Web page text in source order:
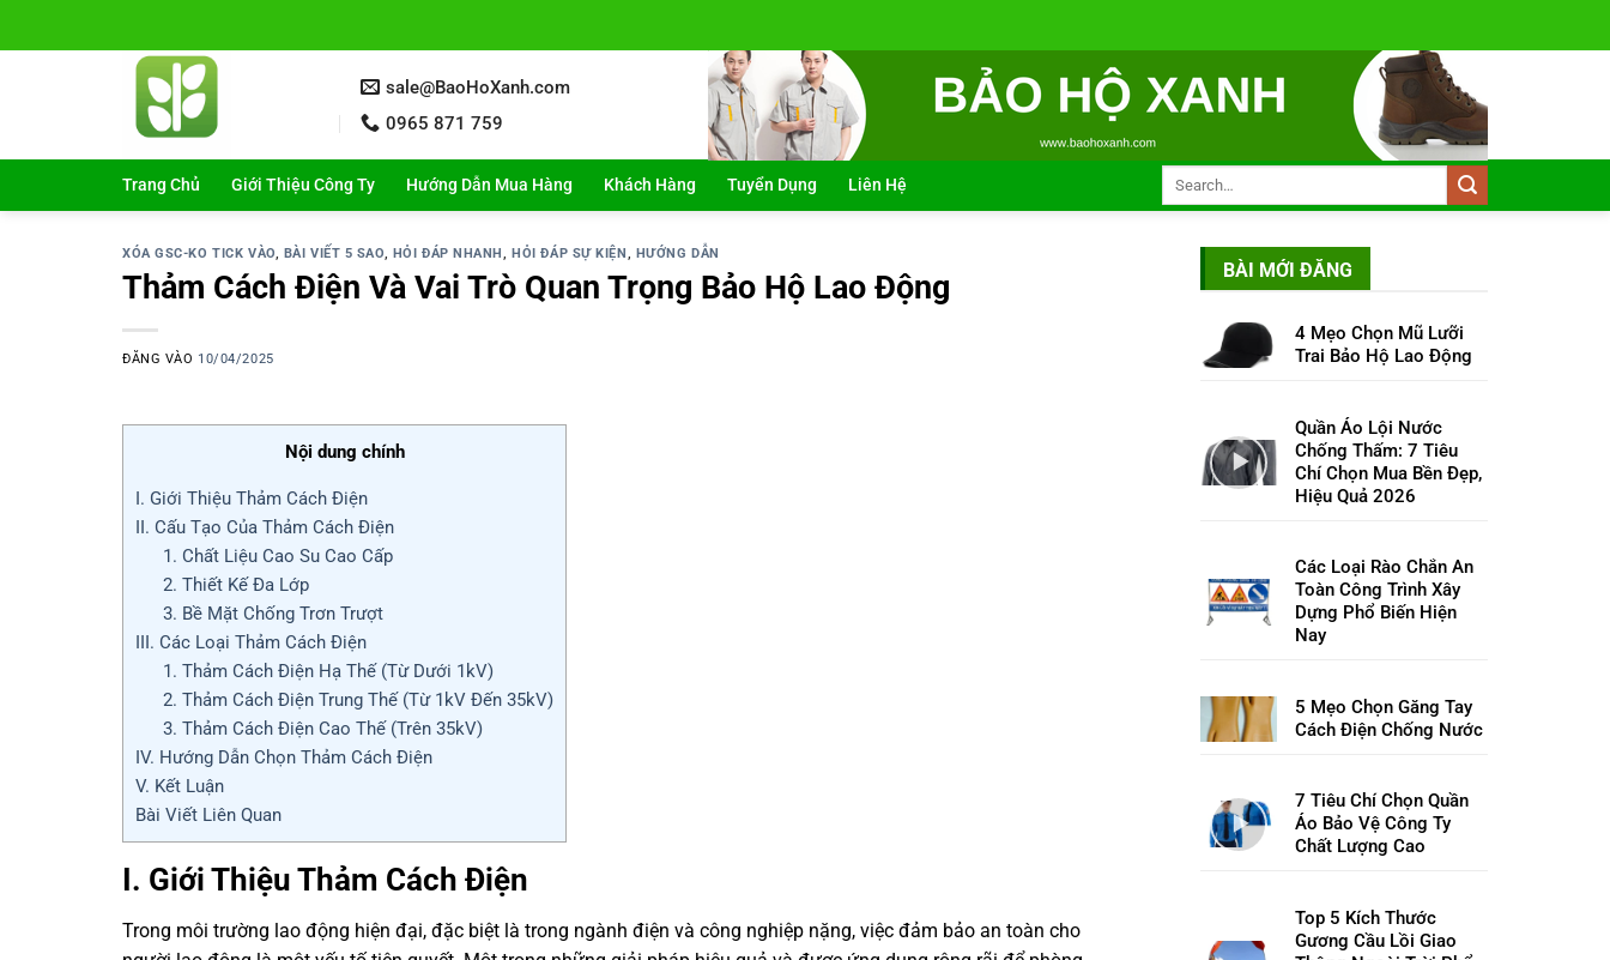
sale@BaoHoXanh.com
0965 871 759
Trang Chủ Giới Thiệu Công Ty Hướng Dẫn Mua Hàng Khách Hàng Tuyển Dụng Liên Hệ
XÓA GSC-KO TICK VÀO, BÀI VIẾT 5 SAO, HỎI ĐÁP NHANH,HỎI ĐÁP SỰ KIỆN, HƯỚNG DẪN
Thảm Cách Điện Và Vai Trò Quan Trọng Bảo Hộ Lao Động
ĐĂNG VÀO 10/04/2025
Nội dung chính
I. Giới Thiệu Thảm Cách Điện
II. Cấu Tạo Của Thảm Cách Điện
1. Chất Liệu Cao Su Cao Cấp
2. Thiết Kế Đa Lớp
3. Bề Mặt Chống Trơn Trượt
III. Các Loại Thảm Cách Điện
1. Thảm Cách Điện Hạ Thế (Từ Dưới 1kV)
2. Thảm Cách Điện Trung Thế (Từ 1kV Đến 35kV)
3. Thảm Cách Điện Cao Thế (Trên 35kV)
IV. Hướng Dẫn Chọn Thảm Cách Điện
V. Kết Luận
Bài Viết Liên Quan
I. Giới Thiệu Thảm Cách Điện
Trong môi trường lao động hiện đại, đặc biệt là trong ngành điện và công nghiệp nặng, việc đảm bảo an toàn cho
BÀI MỚI ĐĂNG
4 Mẹo Chọn Mũ Lưỡi
Trai Bảo Hộ Lao Động
Quần Áo Lội Nước
Chống Thấm: 7 Tiêu
Chí Chọn Mua Bền Đẹp,
Hiệu Quả 2026
Các Loại Rào Chắn An
Toàn Công Trình Xây
Dựng Phổ Biến Hiện
Nay
5 Mẹo Chọn Găng Tay
Cách Điện Chống Nước
7 Tiêu Chí Chọn Quần
Áo Bảo Vệ Công Ty
Chất Lượng Cao
Top 5 Kích Thước
Gương Cầu Lồi Giao